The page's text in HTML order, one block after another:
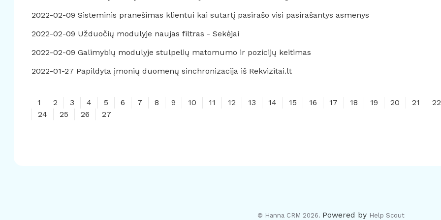
2022-02-09 Sisteminis pranešimas klientui kai sutartį pasirašo visi pasirašantys asmenys
2022-02-09 Užduočių modulyje naujas filtras - Sekėjai
2022-02-09 Galimybių modulyje stulpelių matomumo ir pozicijų keitimas
2022-01-27 Papildyta įmonių duomenų sinchronizacija iš Rekvizitai.lt
1 2 3 4 5 6 7 8 9 10 11 12 13 14 15 16 17 18 19 20 21
22
24
25 26 27
© Hanna CRM 2026. Powered by Help Scout